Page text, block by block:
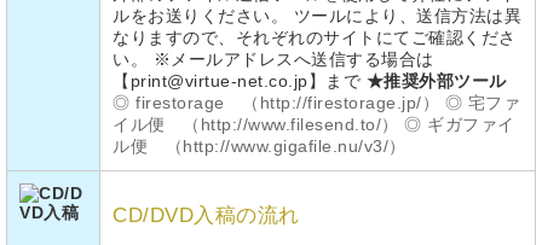
ルをお送りください。 ツールにより、送信方法は異
なりますので、それぞれのサイトにてご確認くださ
い。 ※メールアドレスへ送信する場合は
【print@virtue-net.co.jp】まで ★推奨外部ツール
◎ firestorage （http://firestorage.jp/）
◎ 宅ファ
イル便 （http://www.filesend.to/）
◎ ギガファイ
ル便 （http://www.gigafile.nu/v3/）
CD/DVD入稿の流れ